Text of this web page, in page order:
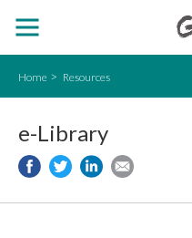
Home Resources
e-Library